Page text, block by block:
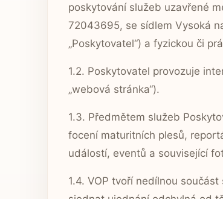
poskytování služeb uzavřené
72043695, se sídlem Vysoká
„Poskytovatel“) a fyzickou či
1.2. Poskytovatel provozuje
„webová stránka“).
1.3. Předmětem služeb
focení maturitních plesů,
událostí, eventů a související
1.4. VOP tvoří nedílnou